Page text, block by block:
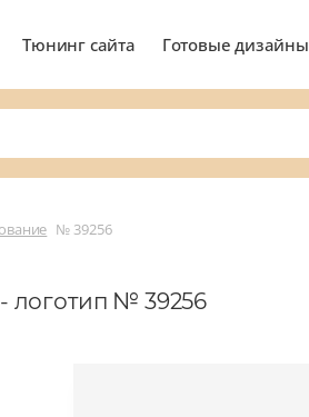
Тюнинг сайта Готовые дизайны
№ 39256
- логотип № 39256